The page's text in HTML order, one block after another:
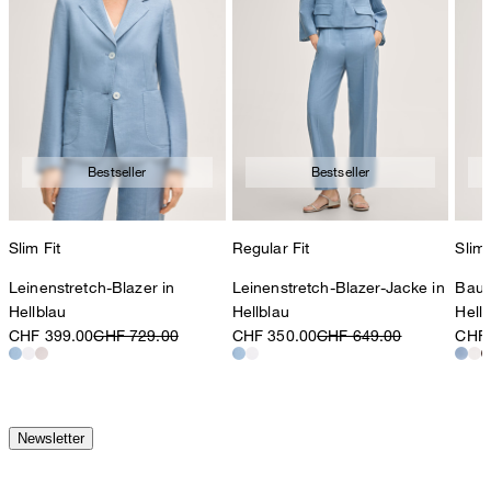
Bestseller
Slim Fit
Leinenstretch-Blazer in
Hellblau
CHF 399.00CHF 729.00
Bestseller
Regular Fit
Leinenstretch-Blazer-Jacke in
Hellblau
CHF 350.00CHF 649.00
Slim
Newsletter